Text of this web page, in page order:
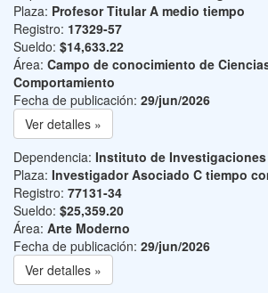
Plaza: Profesor Titular A medio tiempo
Registro: 17329-57
Sueldo: $14,633.22
Área: Campo de conocimiento de
Comportamiento
Fecha de publicación: 29/jun/2026
Ver detalles »
Dependencia: Instituto de
Plaza: Investigador Asociado C tiempo
Registro: 77131-34
Sueldo: $25,359.20
Área: Arte Moderno
Fecha de publicación: 29/jun/2026
Ver detalles »